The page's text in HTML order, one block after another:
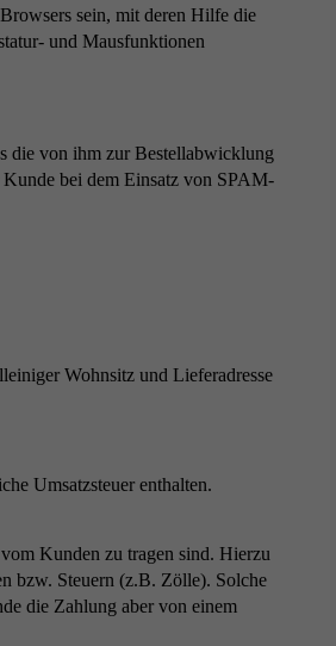
sein, mit deren Hilfe die
und Mausfunktionen
die von ihm zur Bestellabwicklung
Kunde bei dem Einsatz von SPAM-
Wohnsitz und Lieferadresse
Umsatzsteuer enthalten.
Kunden zu tragen sind. Hierzu
bzw. Steuern (z.B. Zölle). Solche
die Zahlung aber von einem